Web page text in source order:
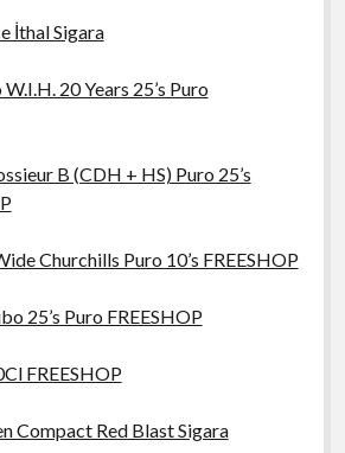
İthal Sigara
20 Years 25’s Puro
B (CDH + HS) Puro 25’s
Churchills Puro 10’s FREESHOP
25’s Puro FREESHOP
FREESHOP
Compact Red Blast Sigara